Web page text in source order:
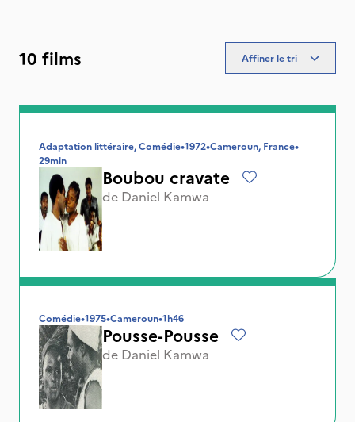
10 films Affiner le tri
Adaptation littéraire, Comédie•1972•Cameroun, France•
29min
Boubou cravate
de Daniel Kamwa
Comédie•1975•Cameroun•1h46
Pousse-Pousse
de Daniel Kamwa